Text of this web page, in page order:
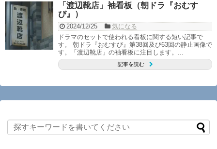
「渡辺靴店」袖看板（朝ドラ『おむす
び』）
2024/12/25
気になる
ドラマのセットで使われる看板に関する短い記事で
す。 朝ドラ『おむすび』第38回及び63回の静止画像で
す。「渡辺靴店」の袖看板に注目します。...
記事を読む